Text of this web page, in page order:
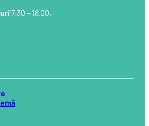
7.30 – 16.00,